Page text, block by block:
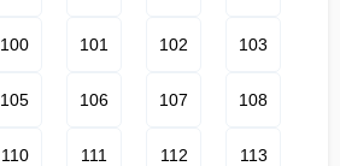
100 101 102 103
105 106 107 108
110 111 112 113